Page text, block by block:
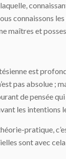
connais­sons
maîtres et
est
pas absolue ;
de pensée
les intentions
pratique,
sont avec